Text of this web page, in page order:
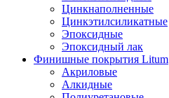
Цинкнаполненные
Цинкэтилсиликатные
Эпоксидные
Эпоксидный лак
Финишные покрытия Litum
Акриловые
Алкидные